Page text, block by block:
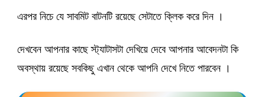
এরপর নিচে যে সাবমিট বাটনটি রয়েছে সেটাতে ক্লিক করে দিন ।
দেখবেন আপনার কাছে স্ট্যাটাসটা দেখিয়ে দেবে আপনার আবেদনটা কি
অবস্থায় রয়েছে সবকিছু এখান থেকে আপনি দেখে নিতে পারবেন ।